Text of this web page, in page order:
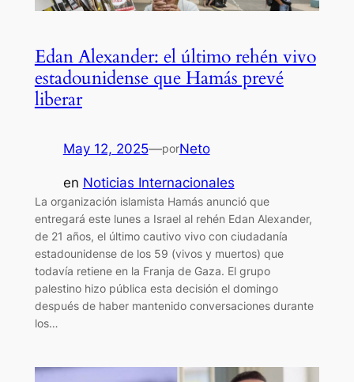
Edan Alexander: el último rehén vivo
estadounidense que Hamás prevé
liberar
May 12, 2025—porNeto
en Noticias Internacionales
La organización islamista Hamás anunció que
entregará este lunes a Israel al rehén Edan Alexander,
de 21 años, el último cautivo vivo con ciudadanía
estadounidense de los 59 (vivos y muertos) que
todavía retiene en la Franja de Gaza. El grupo
palestino hizo pública esta decisión el domingo
después de haber mantenido conversaciones durante
los…